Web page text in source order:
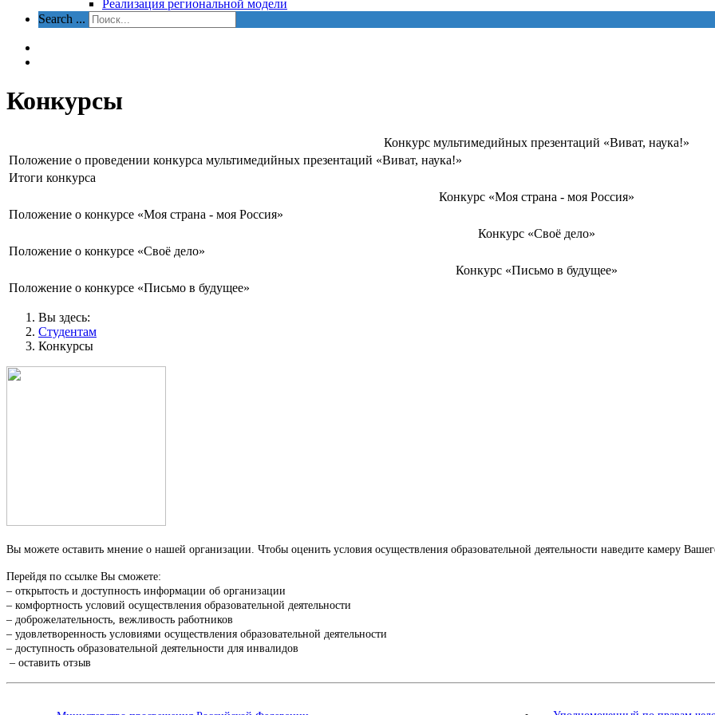
Реализация региональной модели
Search ...
Конкурсы
Конкурс мультимедийных презентаций «Виват, наука!»
Положение о проведении конкурса мультимедийных презентаций «Виват, наука!»
Итоги конкурса
Конкурс «Моя страна - моя Россия»
Положение о конкурсе «Моя страна - моя Россия»
Конкурс «Своё дело»
Положение о конкурсе «Своё дело»
Конкурс «Письмо в будущее»
Положение о конкурсе «Письмо в будущее»
Вы здесь:
Студентам
Конкурсы
Вы можете оставить мнение о нашей организации. Чтобы оценить условия осуществления образовательной деятельности наведите камеру
Перейдя по ссылке Вы сможете:
– открытость и доступность информации об организации
– комфортность условий осуществления образовательной деятельности
– доброжелательность, вежливость работников
– удовлетворенность условиями осуществления образовательной деятельности
– доступность образовательной деятельности для инвалидов
– оставить отзыв